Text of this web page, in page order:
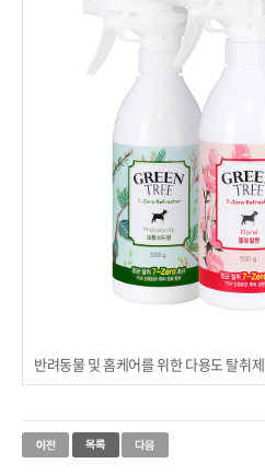
반려동물 및 홈케어를 위한 다용도 탈취제